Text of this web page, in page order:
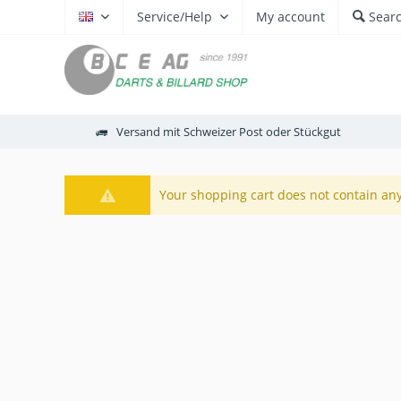
Service/Help My account
Versand mit Schweizer Post oder Stückgut
Your shopping cart does not contain